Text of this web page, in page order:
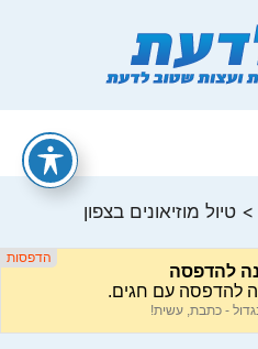
> טיול מוזיאונים בצפון